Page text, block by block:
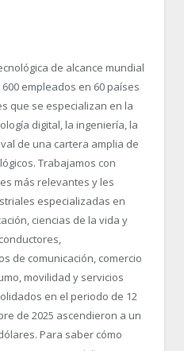
de alcance mundial
empleados en 60 países
que se especializan en la
digital, la ingeniería, la
de una cartera amplia de
Trabajamos con
más relevantes y les
especializadas en
ciencias de la vida y
de comunicación, comercio
movilidad y servicios
en el periodo de 12
de 2025 ascendieron a un
Para saber cómo